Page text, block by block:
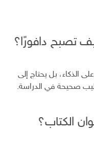
تصبح دافورًا؟
الذكاء، بل يحتاج إلى
صحيحة في الدراسة.
الكتاب؟